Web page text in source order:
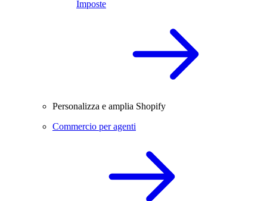
Imposte
Personalizza e amplia Shopify
Commercio per agenti